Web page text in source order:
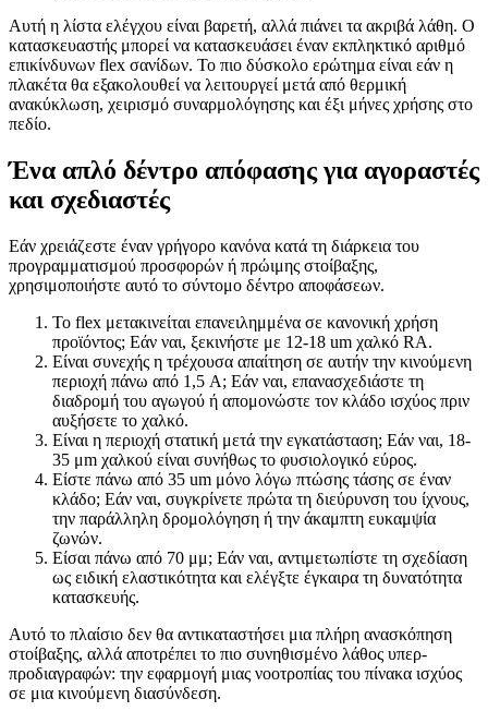
Αυτή η λίστα ελέγχου είναι βαρετή, αλλά πιάνει τα ακριβά λάθη. Ο
κατασκευαστής μπορεί να κατασκευάσει έναν εκπληκτικό αριθμό
επικίνδυνων flex σανίδων. Το πιο δύσκολο ερώτημα είναι εάν η
πλακέτα θα εξακολουθεί να λειτουργεί μετά από θερμική
ανακύκλωση, χειρισμό συναρμολόγησης και έξι μήνες χρήσης στο
πεδίο.
Ένα απλό δέντρο απόφασης για αγοραστές
και σχεδιαστές
Εάν χρειάζεστε έναν γρήγορο κανόνα κατά τη διάρκεια του
προγραμματισμού προσφορών ή πρώιμης στοίβαξης,
χρησιμοποιήστε αυτό το σύντομο δέντρο αποφάσεων.
Το flex μετακινείται επανειλημμένα σε κανονική χρήση
προϊόντος; Εάν ναι, ξεκινήστε με 12-18 um χαλκό RA.
Είναι συνεχής η τρέχουσα απαίτηση σε αυτήν την κινούμενη
περιοχή πάνω από 1,5 A; Εάν ναι, επανασχεδιάστε τη
διαδρομή του αγωγού ή απομονώστε τον κλάδο ισχύος πριν
αυξήσετε το χαλκό.
Είναι η περιοχή στατική μετά την εγκατάσταση; Εάν ναι, 18-
35 μm χαλκού είναι συνήθως το φυσιολογικό εύρος.
Είστε πάνω από 35 um μόνο λόγω πτώσης τάσης σε έναν
κλάδο; Εάν ναι, συγκρίνετε πρώτα τη διεύρυνση του ίχνους,
την παράλληλη δρομολόγηση ή την άκαμπτη ευκαμψία
ζωνών.
Είσαι πάνω από 70 μμ; Εάν ναι, αντιμετωπίστε τη σχεδίαση
ως ειδική ελαστικότητα και ελέγξτε έγκαιρα τη δυνατότητα
κατασκευής.
Αυτό το πλαίσιο δεν θα αντικαταστήσει μια πλήρη ανασκόπηση
στοίβαξης, αλλά αποτρέπει το πιο συνηθισμένο λάθος υπερ-
προδιαγραφών: την εφαρμογή μιας νοοτροπίας του πίνακα ισχύος
σε μια κινούμενη διασύνδεση.